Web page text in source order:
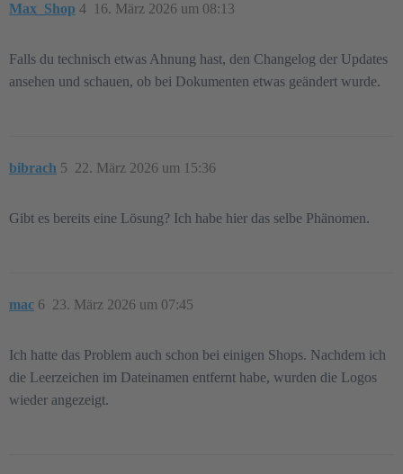
Max_Shop 16. März 2026 um 08:13
4
Falls du technisch etwas Ahnung hast, den Changelog der Updates
ansehen und schauen, ob bei Dokumenten etwas geändert wurde.
bibrach 22. März 2026 um 15:36
5
Gibt es bereits eine Lösung? Ich habe hier das selbe Phänomen.
mac 23. März 2026 um 07:45
6
Ich hatte das Problem auch schon bei einigen Shops. Nachdem ich
die Leerzeichen im Dateinamen entfernt habe, wurden die Logos
wieder angezeigt.